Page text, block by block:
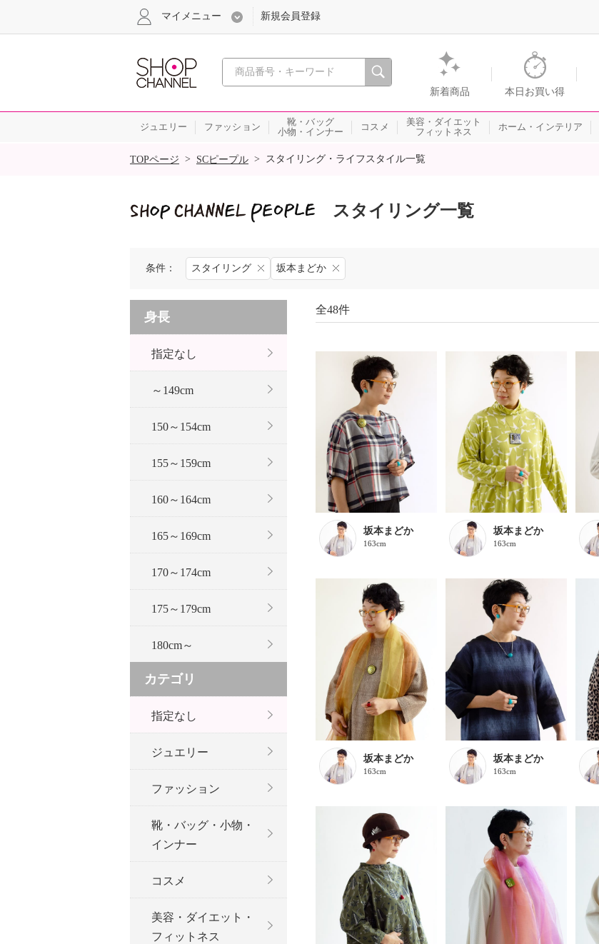
心おどる、瞬間を。通販・テレビショッピングのショップチャンネル
新着商品 本日お買い得
マイメニュー 新規会員登録
ジュエリー ファッション
靴・バッグ
小物・インナー
コスメ
美容・ダイエット
フィットネス
ホーム・インテリア
SALE
TOPページ > SCピープル > スタイリング・ライフスタイル一覧
スタイリング一覧
条件： スタイリング 坂本まどか
身長
指定なし
～149cm
150～154cm
155～159cm
160～164cm
165～169cm
170～174cm
175～179cm
180cm～
カテゴリ
指定なし
ジュエリー
ファッション
靴・バッグ・小物・
インナー
コスメ
美容・ダイエット・
フィットネス
全48件
坂本まどか
163cm
坂本まどか
163cm
坂本まどか
163cm
坂本まどか
163cm